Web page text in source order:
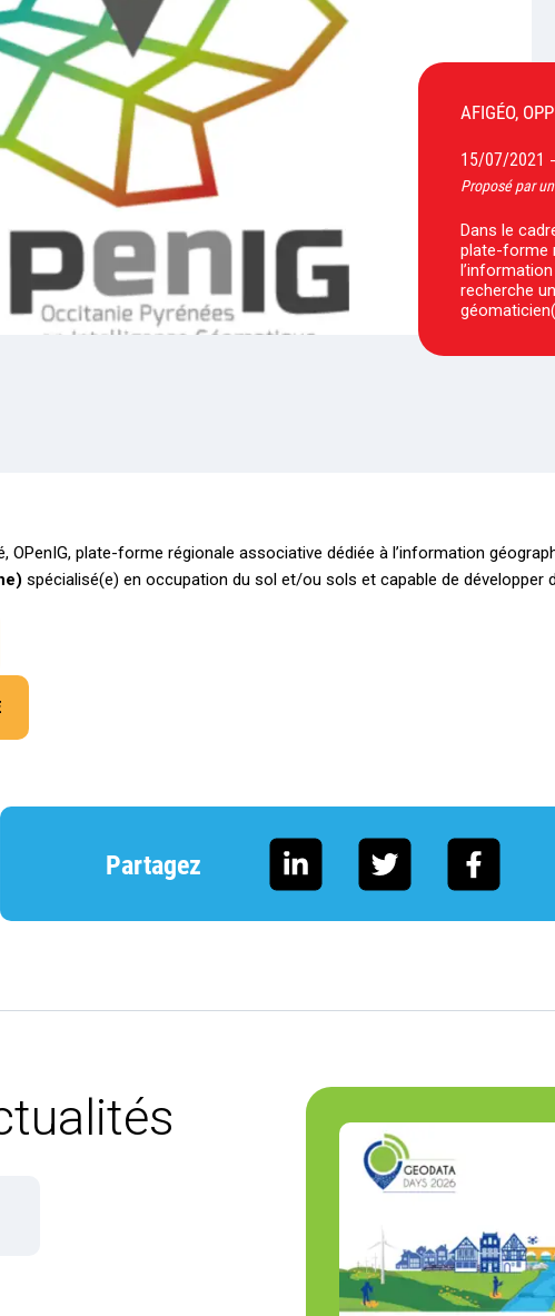
AFIGÉO,
15/07/2021
Proposé par
Dans le
plate-forme
recherche
OPenIG, plate-forme régionale associative dédiée à l’information
spécialisé(e) en occupation du sol et/ou sols et capable de développer
Partagez